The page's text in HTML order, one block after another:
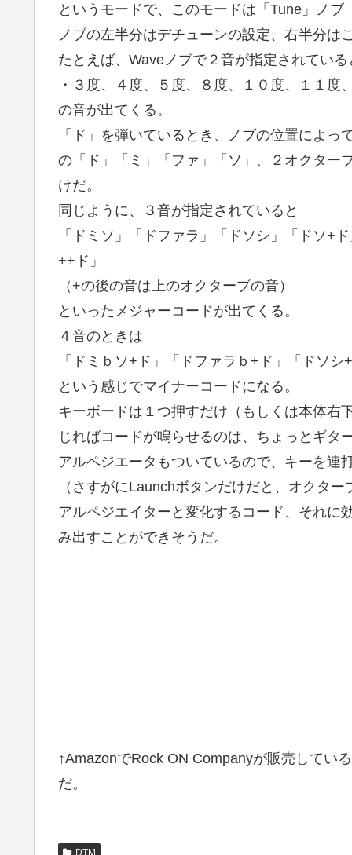
というモードで、このモードは「Tune」ノブ
ノブの左半分はデチューンの設定、右半分は
たとえば、Waveノブで２音が指定されてい
・３度、４度、５度、８度、１０度、１１度
の音が出てくる。
「ド」を弾いているとき、ノブの位置によ
の「ド」「ミ」「ファ」「ソ」、２オクター
けだ。
同じように、３音が指定されていると
「ドミソ」「ドファラ」「ドソシ」「ドソ+
++ド」
（+の後の音は上のオクターブの音）
といったメジャーコードが出てくる。
４音のときは
「ドミｂソ+ド」「ドファラｂ+ド」「ドソシ
という感じでマイナーコードになる。
キーボードは１つ押すだけ（もしくは本体右
じればコードが鳴らせるのは、ちょっとギタ
アルペジエータもついているので、キーを連
（さすがにLaunchボタンだけだと、オクタ
アルペジエイターと変化するコード、それに
み出すことができそうだ。
↑AmazonでRock ON Companyが販売してい
だ。
DTM